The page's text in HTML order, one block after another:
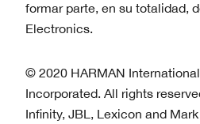
formar parte, en su totalidad,
Electronics.
© 2020 HARMAN
Incorporated. All rights
Infinity, JBL, Lexicon and